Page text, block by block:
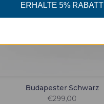
Budapester Schwarz
€299,00
ERHALTE 5% RABATT